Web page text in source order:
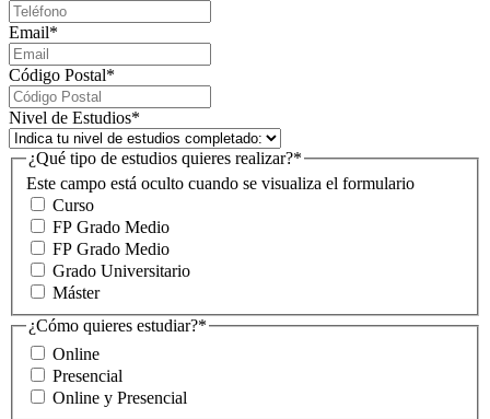
Email*
Código Postal*
Nivel de Estudios*
Este campo está oculto cuando se visualiza el formulario
¿Qué tipo de estudios quieres realizar?*
Curso
FP Grado Medio
FP Grado Medio
Grado Universitario
Máster
¿Cómo quieres estudiar?*
Online
Presencial
Online y Presencial